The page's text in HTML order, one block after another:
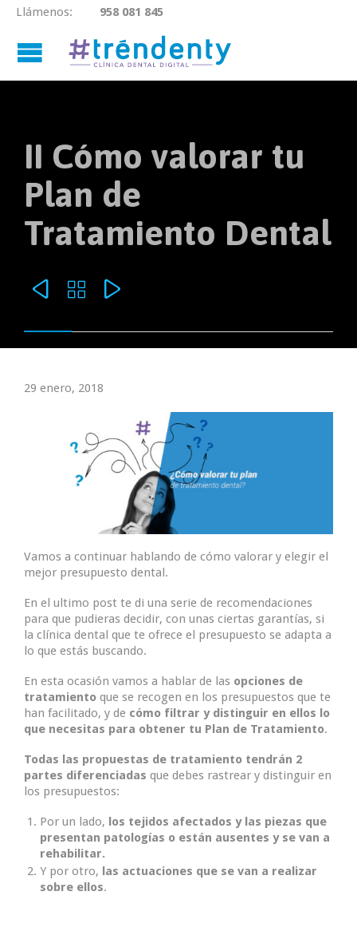
Llámenos: 958 081 845
II Cómo valorar tu
Plan de
Tratamiento Dental
  
29 enero, 2018
Vamos a continuar hablando de cómo valorar y elegir el
mejor presupuesto dental.
En el ultimo post te di una serie de recomendaciones
para que pudieras decidir, con unas ciertas garantías, si
la clínica dental que te ofrece el presupuesto se adapta a
lo que estás buscando.
En esta ocasión vamos a hablar de las opciones de
tratamiento que se recogen en los presupuestos que te
han facilitado, y de cómo filtrar y distinguir en ellos lo
que necesitas para obtener tu Plan de Tratamiento.
Todas las propuestas de tratamiento tendrán 2
partes diferenciadas que debes rastrear y distinguir en
los presupuestos:
Por un lado, los tejidos afectados y las piezas que
presentan patologías o están ausentes y se van a
rehabilitar.
Y por otro, las actuaciones que se van a realizar
sobre ellos.